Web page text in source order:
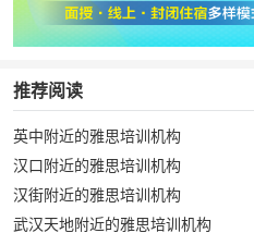
推荐阅读
英中附近的雅思培训机构
汉口附近的雅思培训机构
汉街附近的雅思培训机构
武汉天地附近的雅思培训机构